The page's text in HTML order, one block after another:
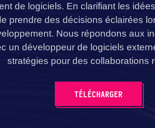
de logiciels. En clarifiant les
prendre des décisions éclairées
Nous répondons aux
un développeur de logiciels
stratégies pour des collaborations
TÉLÉCHARGER